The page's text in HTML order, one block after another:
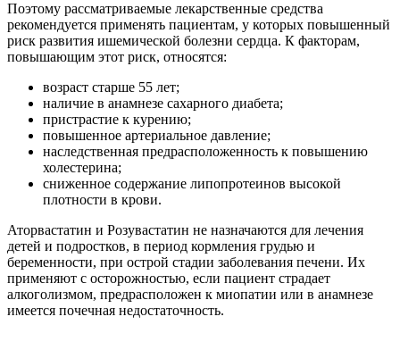
Поэтому рассматриваемые лекарственные средства
рекомендуется применять пациентам, у которых повышенный
риск развития ишемической болезни сердца. К факторам,
повышающим этот риск, относятся:
возраст старше 55 лет;
наличие в анамнезе сахарного диабета;
пристрастие к курению;
повышенное артериальное давление;
наследственная предрасположенность к повышению
холестерина;
сниженное содержание липопротеинов высокой
плотности в крови.
Аторвастатин и Розувастатин не назначаются для лечения
детей и подростков, в период кормления грудью и
беременности, при острой стадии заболевания печени. Их
применяют с осторожностью, если пациент страдает
алкоголизмом, предрасположен к миопатии или в анамнезе
имеется почечная недостаточность.